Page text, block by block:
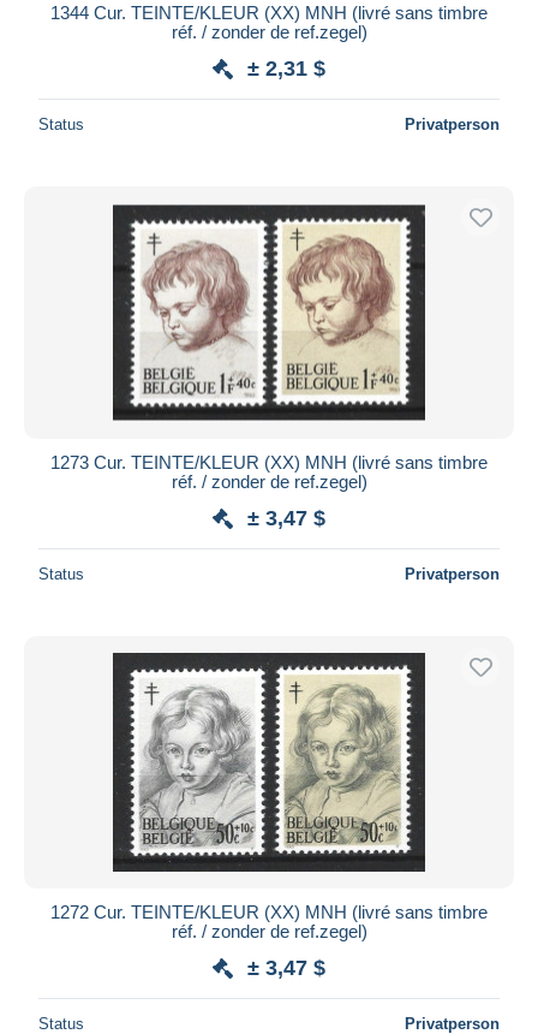
1344 Cur. TEINTE/KLEUR (XX) MNH (livré sans timbre
réf. / zonder de ref.zegel)
± 2,31 $
Status Privatperson
1273 Cur. TEINTE/KLEUR (XX) MNH (livré sans timbre
réf. / zonder de ref.zegel)
± 3,47 $
Status Privatperson
1272 Cur. TEINTE/KLEUR (XX) MNH (livré sans timbre
réf. / zonder de ref.zegel)
± 3,47 $
Status Privatperson